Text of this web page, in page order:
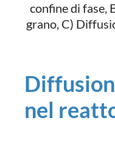
confine di fase,
grano, C)
nel